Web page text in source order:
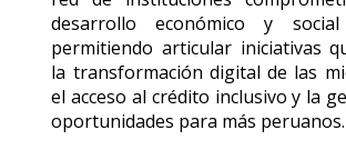
desarrollo económico y
permitiendo articular iniciativas
la transformación digital de las
el acceso al crédito inclusivo y la
oportunidades para más peruanos.